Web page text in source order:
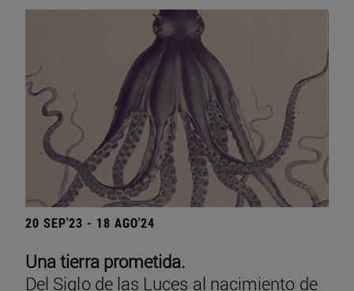
20 SEP'23 - 18 AGO'24
Una tierra prometida.
Del Siglo de las Luces al nacimiento de